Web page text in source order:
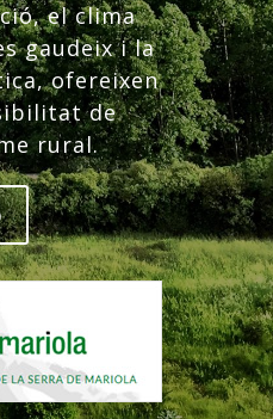
el clima
gaudeix i la
ofereixen
de
rural.